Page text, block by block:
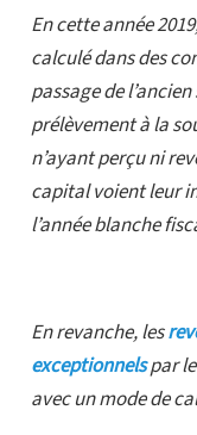
En cette année
calculé dans des
passage de
prélèvement à la
n’ayant perçu ni
capital voient leur
l’année blanche
En revanche, les
exceptionnelspar
avec un mode de